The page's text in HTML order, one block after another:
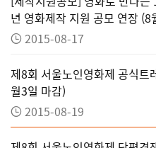
년 영화제작 지원 공모 연장 (8
2015-08-17
제8회 서울노인영화제 공식트
월3일 마감)
2015-08-19